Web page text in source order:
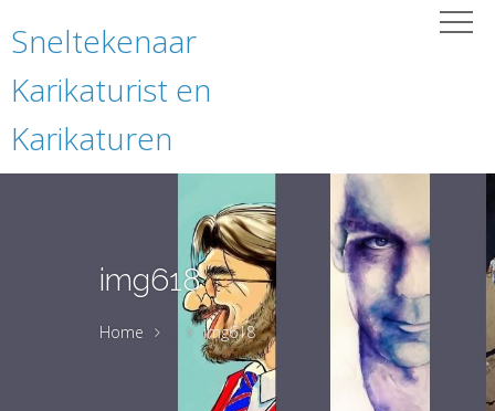
Sneltekenaar
Karikaturist en
Karikaturen
img618
Home img618